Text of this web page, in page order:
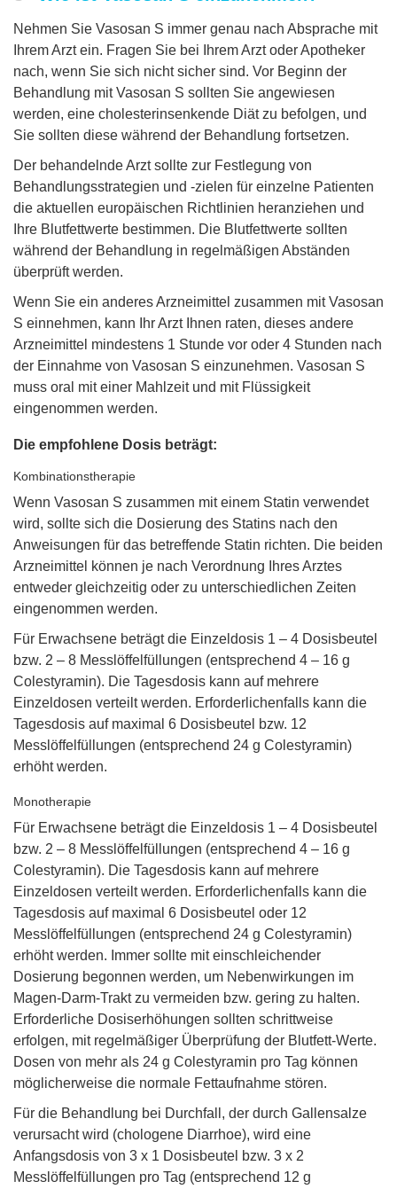
Nehmen Sie Vasosan S immer genau nach Absprache mit
Ihrem Arzt ein. Fragen Sie bei Ihrem Arzt oder Apotheker
nach, wenn Sie sich nicht sicher sind. Vor Beginn der
Behandlung mit Vasosan S sollten Sie angewiesen
werden, eine cholesterinsenkende Diät zu befolgen, und
Sie sollten diese während der Behandlung fortsetzen.
Der behandelnde Arzt sollte zur Festlegung von
Behandlungsstrategien und -zielen für einzelne Patienten
die aktuellen europäischen Richtlinien heranziehen und
Ihre Blutfettwerte bestimmen. Die Blutfettwerte sollten
während der Behandlung in regelmäßigen Abständen
überprüft werden.
Wenn Sie ein anderes Arzneimittel zusammen mit Vasosan
S einnehmen, kann Ihr Arzt Ihnen raten, dieses andere
Arzneimittel mindestens 1 Stunde vor oder 4 Stunden nach
der Einnahme von Vasosan S einzunehmen. Vasosan S
muss oral mit einer Mahlzeit und mit Flüssigkeit
eingenommen werden.
Die empfohlene Dosis beträgt:
Kombinationstherapie
Wenn Vasosan S zusammen mit einem Statin verwendet
wird, sollte sich die Dosierung des Statins nach den
Anweisungen für das betreffende Statin richten. Die beiden
Arzneimittel können je nach Verordnung Ihres Arztes
entweder gleichzeitig oder zu unterschiedlichen Zeiten
eingenommen werden.
Für Erwachsene beträgt die Einzeldosis 1 – 4 Dosisbeutel
bzw. 2 – 8 Messlöffelfüllungen (entsprechend 4 – 16 g
Colestyramin). Die Tagesdosis kann auf mehrere
Einzeldosen verteilt werden. Erforderlichenfalls kann die
Tagesdosis auf maximal 6 Dosisbeutel bzw. 12
Messlöffelfüllungen (entsprechend 24 g Colestyramin)
erhöht werden.
Monotherapie
Für Erwachsene beträgt die Einzeldosis 1 – 4 Dosisbeutel
bzw. 2 – 8 Messlöffelfüllungen (entsprechend 4 – 16 g
Colestyramin). Die Tagesdosis kann auf mehrere
Einzeldosen verteilt werden. Erforderlichenfalls kann die
Tagesdosis auf maximal 6 Dosisbeutel oder 12
Messlöffelfüllungen (entsprechend 24 g Colestyramin)
erhöht werden. Immer sollte mit einschleichender
Dosierung begonnen werden, um Nebenwirkungen im
Magen-Darm-Trakt zu vermeiden bzw. gering zu halten.
Erforderliche Dosiserhöhungen sollten schrittweise
erfolgen, mit regelmäßiger Überprüfung der Blutfett-Werte.
Dosen von mehr als 24 g Colestyramin pro Tag können
möglicherweise die normale Fettaufnahme stören.
Für die Behandlung bei Durchfall, der durch Gallensalze
verursacht wird (chologene Diarrhoe), wird eine
Anfangsdosis von 3 x 1 Dosisbeutel bzw. 3 x 2
Messlöffelfüllungen pro Tag (entsprechend 12 g